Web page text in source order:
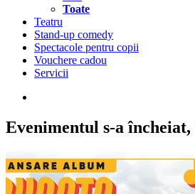
Toate
Teatru
Stand-up comedy
Spectacole pentru copii
Vouchere cadou
Servicii
Evenimentul s-a încheiat,